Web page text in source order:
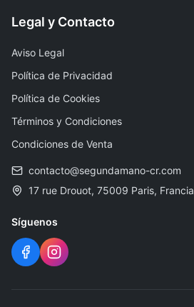
Legal y Contacto
Aviso Legal
Política de Privacidad
Política de Cookies
Términos y Condiciones
Condiciones de Venta
contacto@segundamano-cr.com
17 rue Drouot, 75009 Paris, Francia
Síguenos